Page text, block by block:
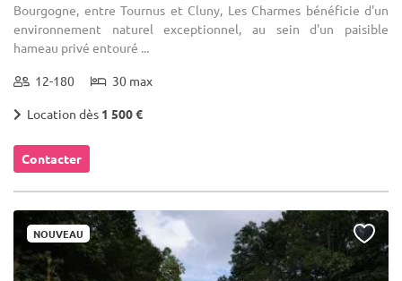
Bourgogne, entre Tournus et Cluny, Les Charmes bénéficie d'un
environnement naturel exceptionnel, au sein d'un paisible
hameau privé entouré ...
12-180 30 max
Location dès 1 500 €
Contacter
NOUVEAU